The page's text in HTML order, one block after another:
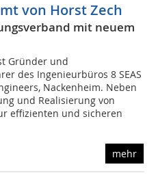
von Horst Zech
mit neuem
Gründer und
des Ingenieurbüros 8 SEAS
Nackenheim. Neben
und Realisierung von
effizienten und sicheren
mehr